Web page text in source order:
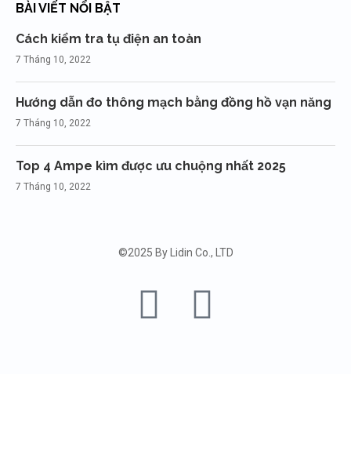
BÀI VIẾT NỔI BẬT
Cách kiểm tra tụ điện an toàn
7 Tháng 10, 2022
Hướng dẫn đo thông mạch bằng đồng hồ vạn năng
7 Tháng 10, 2022
Top 4 Ampe kìm được ưu chuộng nhất 2025
7 Tháng 10, 2022
©2025 By Lidin Co., LTD